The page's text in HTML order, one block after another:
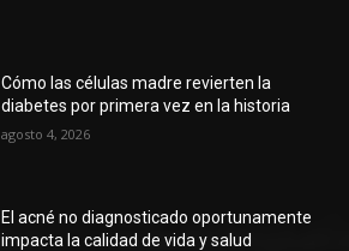
Cómo las células madre revierten la
diabetes por primera vez en la historia
agosto 4, 2026
El acné no diagnosticado oportunamente
impacta la calidad de vida y salud